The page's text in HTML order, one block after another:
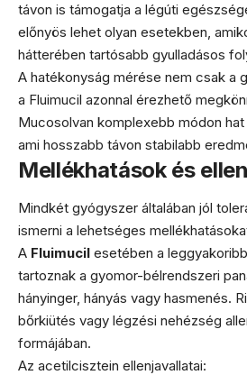
távon is támogatja a légúti
előnyös lehet olyan esetekben,
hátterében tartósabb gyulladásos
A hatékonyság mérése nem csak a
a Fluimucil azonnal érezhető
Mucosolvan komplexebb módon
ami hosszabb távon stabilabb
Mellékhatások és
Mindkét gyógyszer általában jól
ismerni a lehetséges
A Fluimucil esetében a
tartoznak a gyomor-bélrendszeri
hányinger, hányás vagy hasmenés.
bőrkiütés vagy légzési nehézség
formájában.
Az acetilcisztein ellenjavallatai: